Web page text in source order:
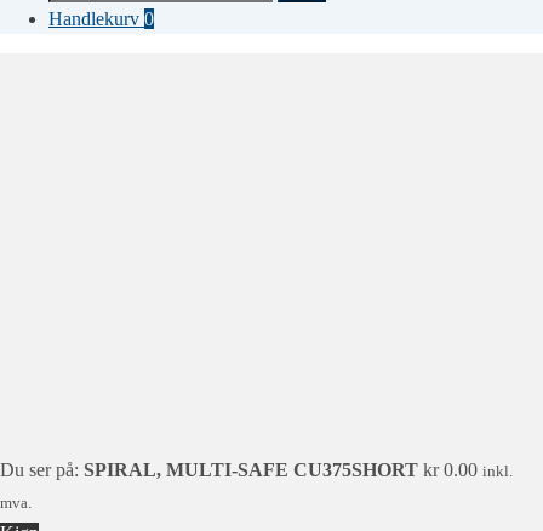
etter:
Handlekurv 0
Du ser på: SPIRAL, MULTI-SAFE CU375SHORT kr0.00 inkl.
mva.